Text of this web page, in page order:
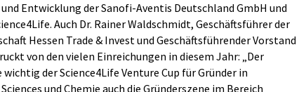
Entwicklung der Sanofi-Aventis Deutschland GmbH und
Auch Dr. Rainer Waldschmidt, Geschäftsführer der
Hessen Trade & Invest und Geschäftsführender Vorstand
von den vielen Einreichungen in diesem Jahr: „Der
der Science4Life Venture Cup für Gründer in
und Chemie auch die Gründerszene im Bereich